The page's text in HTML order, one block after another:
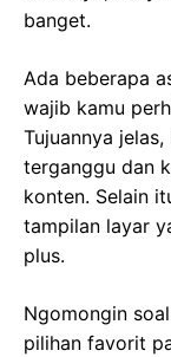
banget.
Ada beberapa
wajib kamu
Tujuannya
terganggu dan
konten. Selain
tampilan layar
plus.
Ngomongin
pilihan favorit